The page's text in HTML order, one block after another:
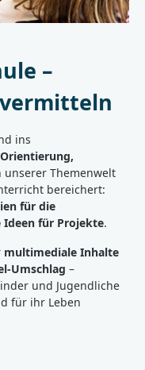
–
ins
Orientierung,
unserer Themenwelt
bereichert:
für die
Ideen für Projekte.
multimediale Inhalte
Umschlag –
und Jugendliche
für ihr Leben